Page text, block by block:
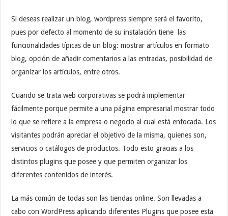
Si deseas realizar un blog, wordpress siempre será el favorito,
pues por defecto al momento de su instalación tiene
las
funcionalidades típicas de un blog: mostrar artículos en formato
blog, opción de añadir comentarios a las entradas, posibilidad de
organizar los artículos, entre otros.
Cuando se trata web corporativas se podrá implementar
fácilmente porque permite a una página empresarial mostrar todo
lo que se refiere a la empresa o negocio al cual está enfocada. Los
visitantes podrán apreciar el objetivo de la misma, quienes son,
servicios o catálogos de productos. Todo esto gracias a los
distintos plugins que posee y que permiten organizar los
diferentes contenidos de interés.
La más común de todas son las tiendas online. Son llevadas a
cabo con WordPress aplicando diferentes Plugins que posee esta